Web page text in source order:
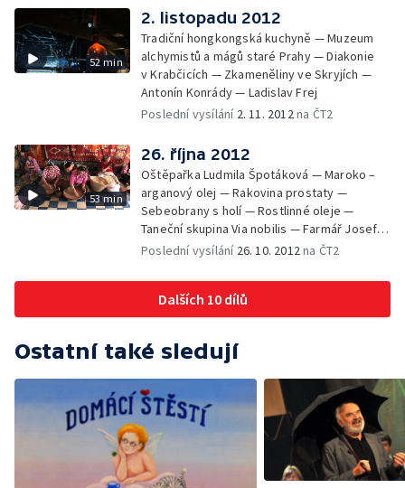
52 min
2. listopadu 2012
Tradiční hongkongská kuchyně — Muzeum
alchymistů a mágů staré Prahy — Diakonie
v Krabčicích — Zkameněliny ve Skryjích —
Antonín Konrády — Ladislav Frej
Poslední vysílání 2. 11. 2012 na ČT2
53 min
26. října 2012
Oštěpařka Ludmila Špotáková — Maroko –
arganový olej — Rakovina prostaty —
Sebeobrany s holí — Rostlinné oleje —
Taneční skupina Via nobilis — Farmář Josef
Brotánek
Poslední vysílání 26. 10. 2012 na ČT2
Dalších 10 dílů
Ostatní také sledují